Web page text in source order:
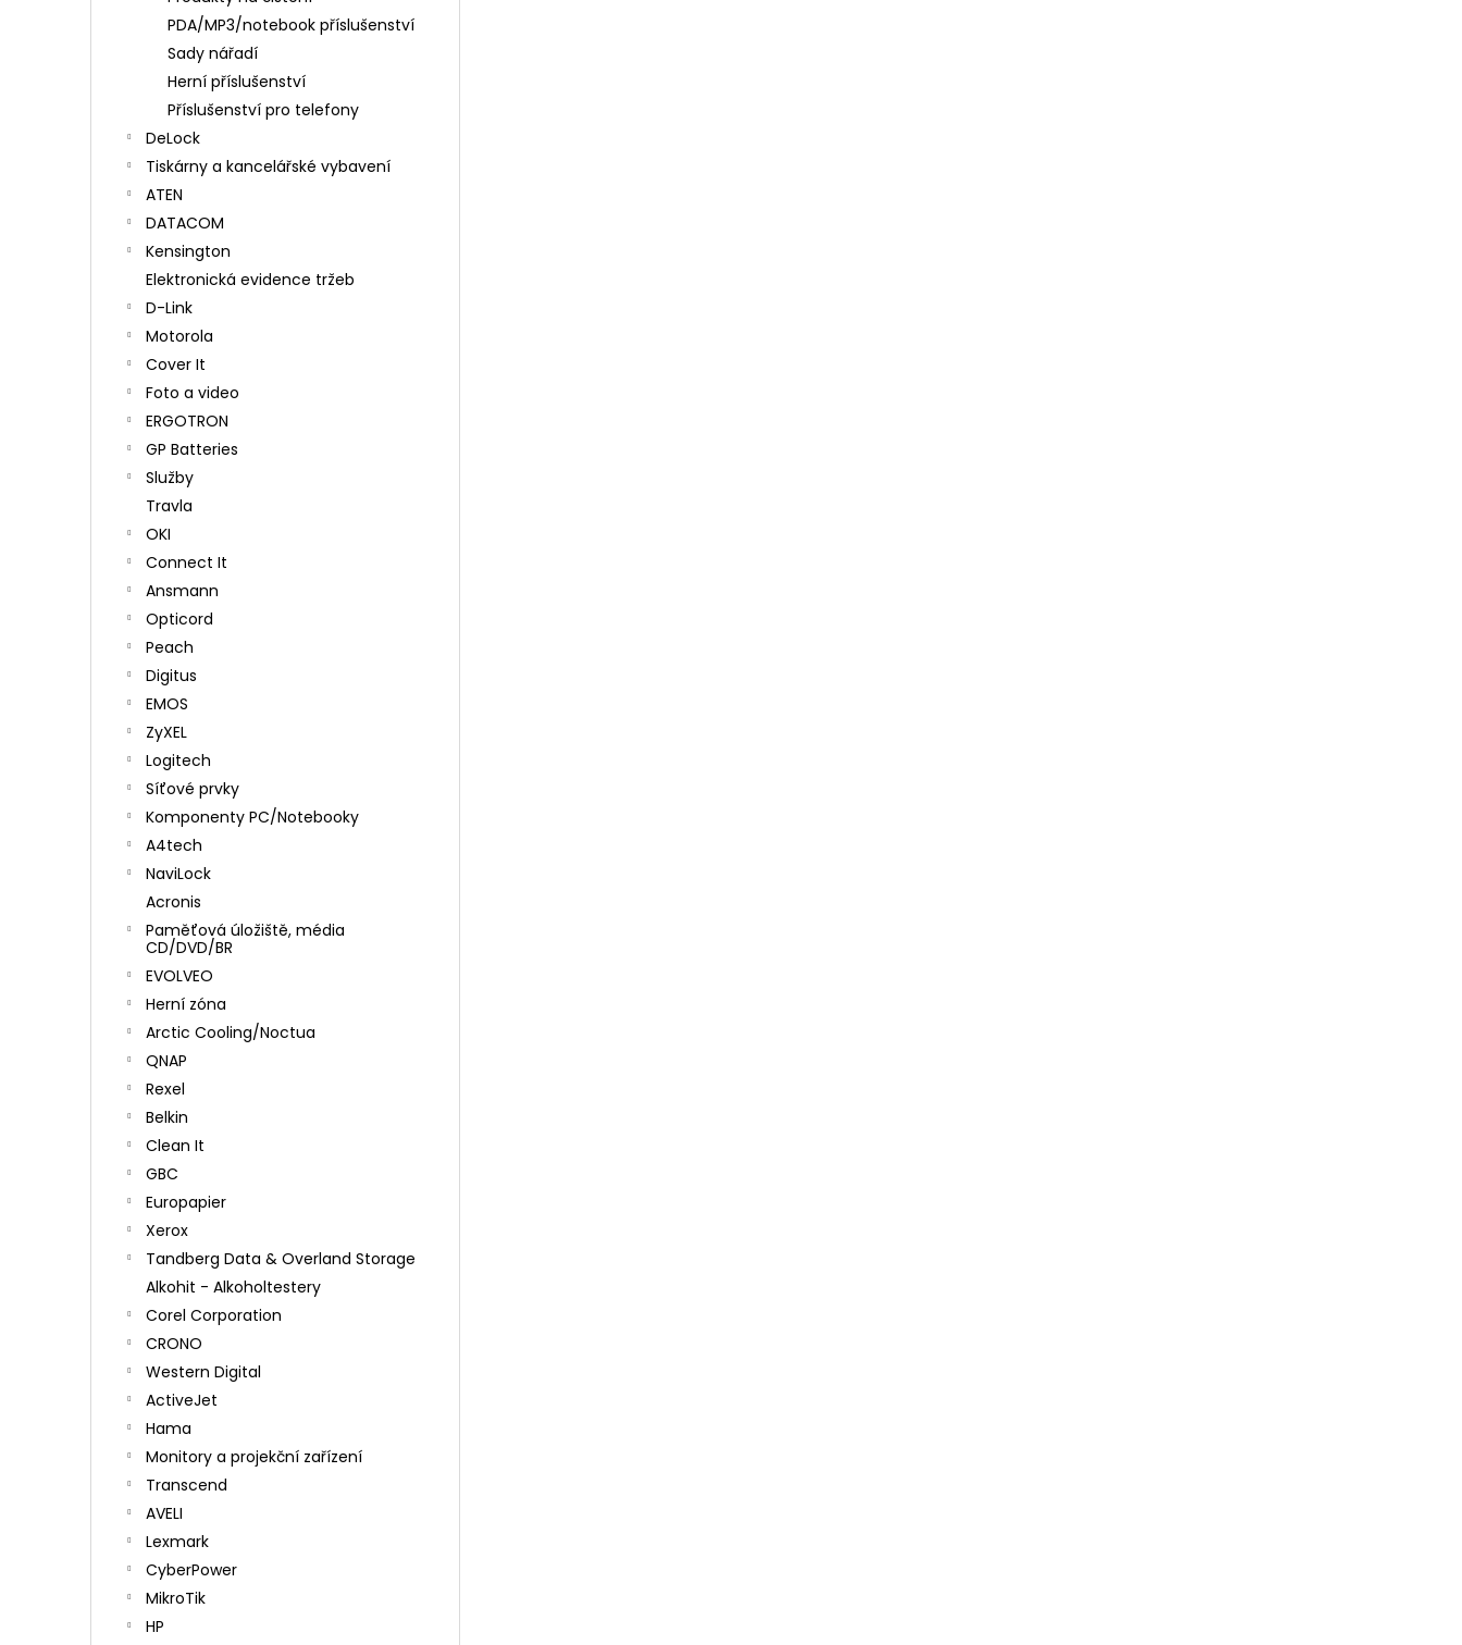
PDA/MP3/notebook příslušenství
Sady nářadí
Herní příslušenství
Příslušenství pro telefony
DeLock
Tiskárny a kancelářské vybavení
ATEN
DATACOM
Kensington
Elektronická evidence tržeb
D-Link
Motorola
Cover It
Foto a video
ERGOTRON
GP Batteries
Služby
Travla
OKI
Connect It
Ansmann
Opticord
Peach
Digitus
EMOS
ZyXEL
Logitech
Síťové prvky
Komponenty PC/Notebooky
A4tech
NaviLock
Acronis
Paměťová úložiště, média
CD/DVD/BR
EVOLVEO
Herní zóna
Arctic Cooling/Noctua
QNAP
Rexel
Belkin
Clean It
GBC
Europapier
Xerox
Tandberg Data & Overland Storage
Alkohit - Alkoholtestery
Corel Corporation
CRONO
Western Digital
ActiveJet
Hama
Monitory a projekční zařízení
Transcend
AVELI
Lexmark
CyberPower
MikroTik
HP